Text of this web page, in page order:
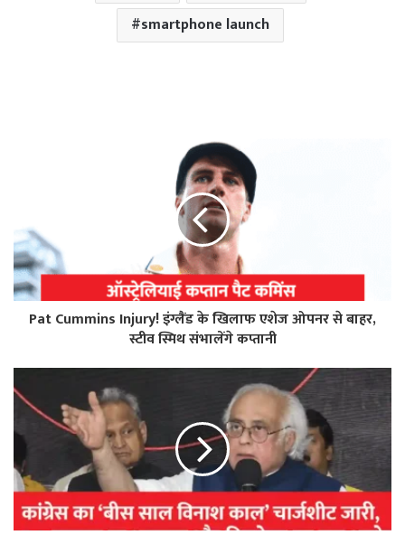
smartphone launch
Pat Cummins Injury! इंग्लैंड के खिलाफ एशेज ओपनर से बाहर,
स्टीव स्मिथ संभालेंगे कप्तानी